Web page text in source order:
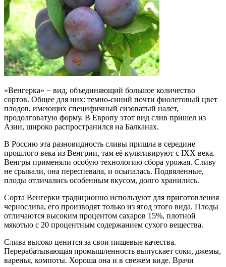
«Венгерка» − вид, объединяющий большое количество
сортов. Общее для них: темно-синий почти фиолетовый цвет
плодов, имеющих специфичный сизоватый налет,
продолговатую форму. В Европу этот вид слив пришел из
Азии, широко распространился на Балканах.
В Россию эта разновидность сливы пришла в середине
прошлого века из Венгрии, там её культивируют с IXX века.
Венгры применяли особую технологию сбора урожая. Сливу
не срывали, она переспевала, и осыпалась. Подвяленные,
плоды отличались особенным вкусом, долго хранились.
Сорта Венгерки традиционно используют для приготовления
чернослива, его производят только из ягод этого вида. Плоды
отличаются высоким процентом сахаров 15%, плотной
мякотью с 20 процентным содержанием сухого вещества.
Слива высоко ценится за свои пищевые качества.
Перерабатывающая промышленность выпускает соки, джемы,
варенья, компоты. Хороша она и в свежем виде. Врачи